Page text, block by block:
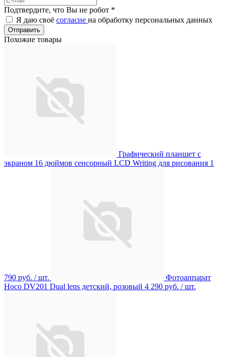
Подтвердите, что Вы не робот *
Я даю своё согласие на обработку персональных данных
Отправить
Похожие товары
Графический планшет с
экраном 16 дюймов сенсорный LCD Writing для рисования 1
790 руб. / шт.
Фотоаппарат
Hoco DV201 Dual lens детский, розовый 4 290 руб. / шт.